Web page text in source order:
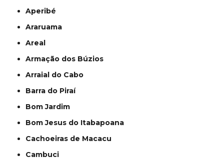
Aperibé
Araruama
Areal
Armação dos Búzios
Arraial do Cabo
Barra do Piraí
Bom Jardim
Bom Jesus do Itabapoana
Cachoeiras de Macacu
Cambuci